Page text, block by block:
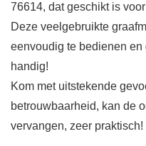
76614, dat geschikt is
Deze veelgebruikte
eenvoudig te bedienen
handig!
Kom met uitstekende
betrouwbaarheid, kan de
vervangen, zeer praktisch!